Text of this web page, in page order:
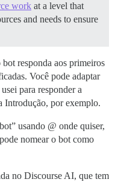
work at a level that
and needs to ensure
responda aos primeiros
Você pode adaptar
para responder a
Introdução, por exemplo.
usando @ onde quiser,
nomear o bot como
no Discourse AI, que tem